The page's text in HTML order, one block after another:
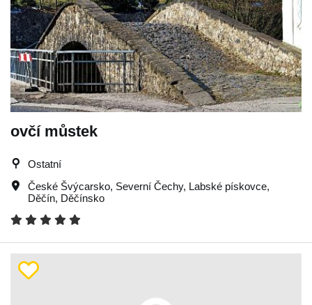
ovčí můstek
Ostatní
České Švýcarsko, Severní Čechy, Labské pískovce,
Děčín, Děčínsko